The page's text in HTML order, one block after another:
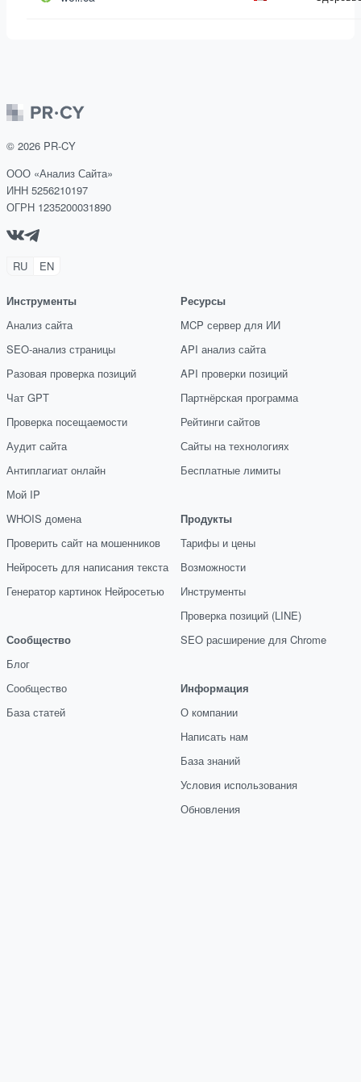
© 2026 PR-CY
ООО «Анализ Сайта»
ИНН 5256210197
ОГРН 1235200031890
RU EN
Инструменты
Анализ сайта
SEO-анализ страницы
Разовая проверка позиций
Чат GPT
Проверка посещаемости
Аудит сайта
Антиплагиат онлайн
Мой IP
WHOIS домена
Проверить сайт на мошенников
Нейросеть для написания текста
Генератор картинок Нейросетью
Сообщество
Блог
Сообщество
База статей
Ресурсы
MCP сервер для ИИ
API анализ сайта
API проверки позиций
Партнёрская программа
Рейтинги сайтов
Сайты на технологиях
Бесплатные лимиты
Продукты
Тарифы и цены
Возможности
Инструменты
Проверка позиций (LINE)
SEO расширение для Chrome
Информация
О компании
Написать нам
База знаний
Условия использования
Обновления